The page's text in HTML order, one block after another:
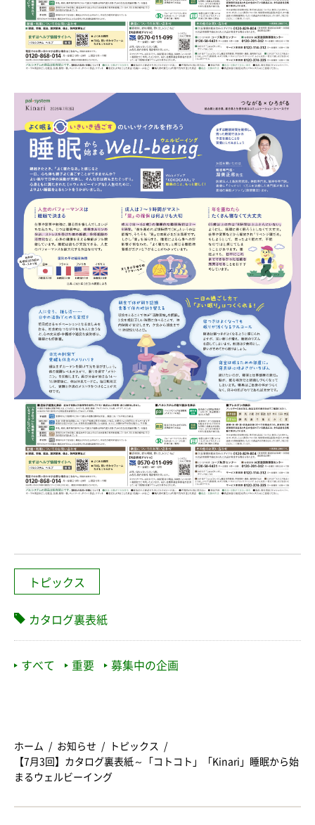
トピックス
カタログ裏表紙
すべて 重要 募集中の企画
ホーム お知らせ
トピックス
【7月3回】カタログ裏表紙～「コトコト」「Kinari」睡眠から始
まるウェルビーイング